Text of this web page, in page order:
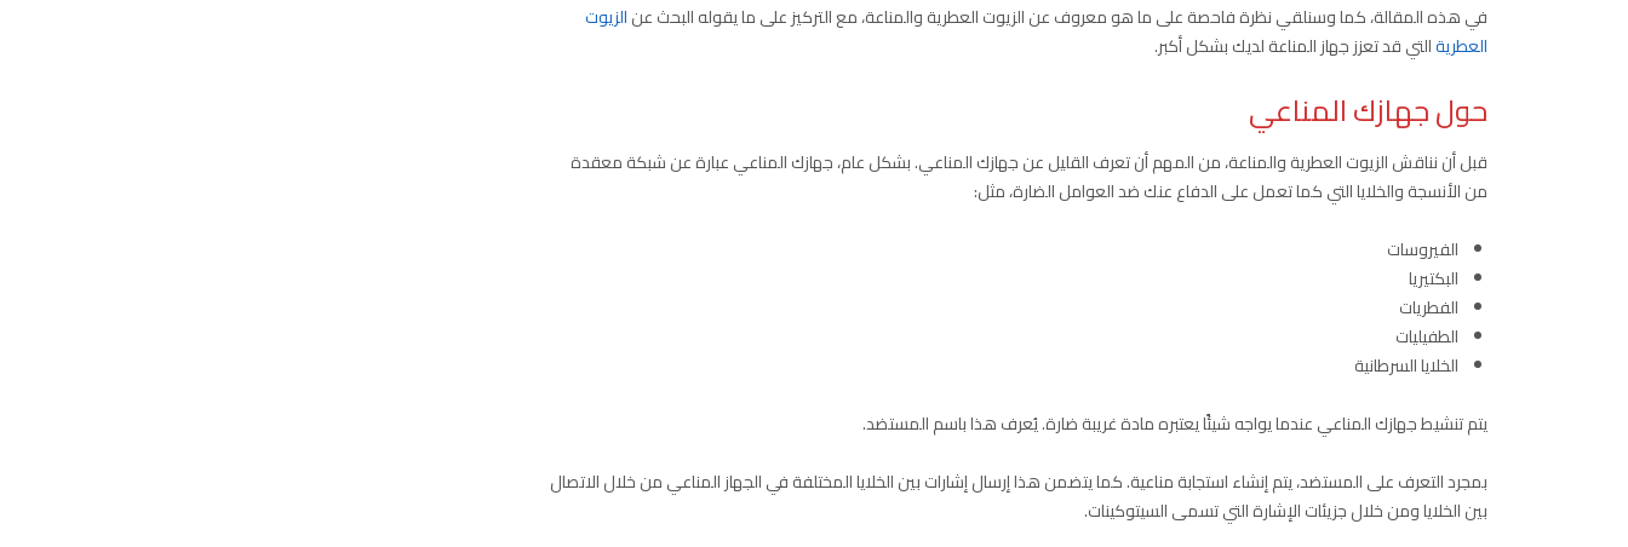
في هذه المقالة، كما وسنلقي نظرة فاحصة على ما هو معروف عن الزيوت العطرية والمناعة، مع التركيز على ما يقوله البحث عنالزيوت
العطريةالتي قد تعزز جهاز المناعة لديك بشكل أكبر.
حول جهازك المناعي
قبل أن نناقش الزيوت العطرية والمناعة، من المهم أن تعرف القليل عن جهازك المناعي. بشكل عام، جهازك المناعي عبارة عن شبكة معقدة
من الأنسجة والخلايا التي كما تعمل على الدفاع عنك ضد العوامل الضارة، مثل:
الفيروسات
البكتيريا
الفطريات
الطفيليات
الخلايا السرطانية
يتم تنشيط جهازك المناعي عندما يواجه شيئًا يعتبره مادة غريبة ضارة. يُعرف هذا باسم المستضد.
بمجرد التعرف على المستضد، يتم إنشاء استجابة مناعية. كما يتضمن هذا إرسال إشارات بين الخلايا المختلفة في الجهاز المناعي من خلال الاتصال
بين الخلايا ومن خلال جزيئات الإشارة التي تسمى السيتوكينات.